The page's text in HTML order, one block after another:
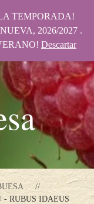
RUBUS IDAEUS
TEMPORADA!
2026/2027 .
Descartar